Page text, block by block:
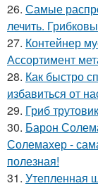
26. Самые
лечить.
27. Контейнер
Ассортимент
28. Как быстро
избавиться от
29. Гриб
30. Барон
Солемахер -
полезная!
31. Утепленная